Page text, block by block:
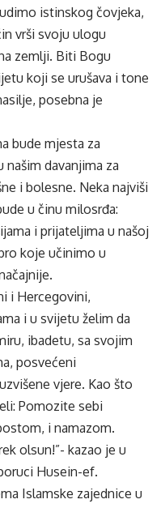
istinskog čovjeka,
vrši svoju ulogu
zemlji. Biti Bogu
koji se urušava i tone
posebna je
bude mjesta za
našim davanjima za
i bolesne. Neka najviši
u činu milosrđa:
i prijateljima u našoj
koje učinimo u
i Hercegovini,
i u svijetu želim da
ibadetu, sa svojim
posvećeni
vjere. Kao što
Pomozite sebi
i namazom.
olsun!”- kazao je u
Husein-ef.
Islamske zajednice u